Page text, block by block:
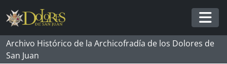
Skip to main content
Archivo Histórico de la Archicofradía de los Dolores de
San Juan